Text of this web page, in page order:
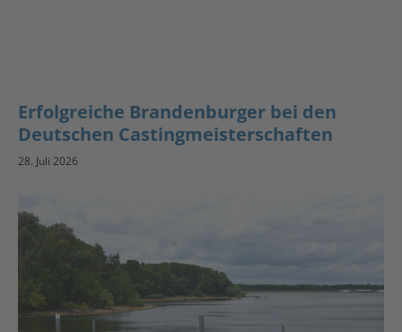
Erfolgreiche Brandenburger bei den
Deutschen Castingmeisterschaften
28. Juli 2026